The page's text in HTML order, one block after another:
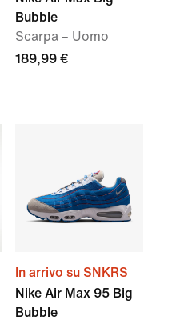
Bubble
Scarpa – Uomo
189,99 €
In arrivo su SNKRS
Nike Air Max 95 Big
Bubble